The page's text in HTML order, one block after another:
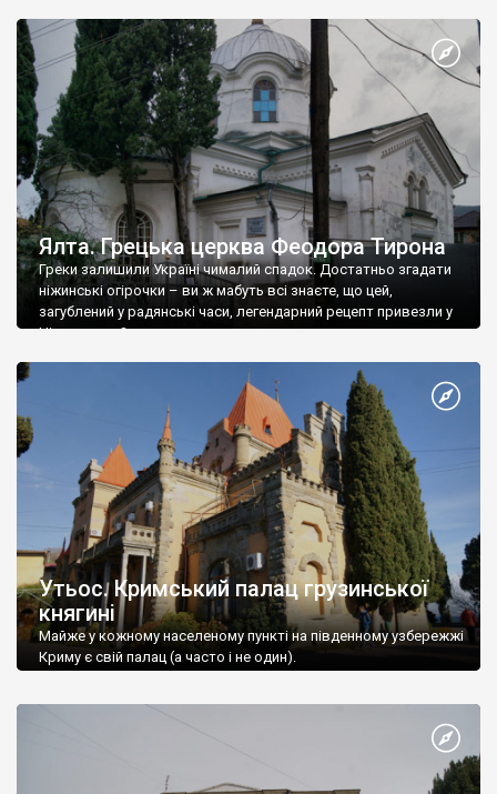
Ялта. Грецька церква Феодора Тирона
Греки залишили Україні чималий спадок. Достатньо згадати
ніжинські огірочки – ви ж мабуть всі знаєте, що цей,
загублений у радянські часи, легендарний рецепт привезли у
Ніжин греки?
Утьос. Кримський палац грузинської
княгині
Майже у кожному населеному пункті на південному узбережжі
Криму є свій палац (а часто і не один).